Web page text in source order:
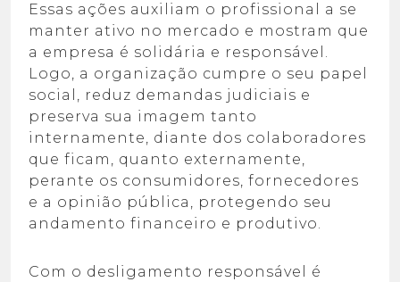
Essas ações auxiliam o profissional a se
manter ativo no mercado e mostram que
a empresa é solidária e responsável.
Logo, a organização cumpre o seu papel
social, reduz demandas judiciais e
preserva sua imagem tanto
internamente, diante dos colaboradores
que ficam, quanto externamente,
perante os consumidores, fornecedores
e a opinião pública, protegendo seu
andamento financeiro e produtivo.
Com o desligamento responsável é